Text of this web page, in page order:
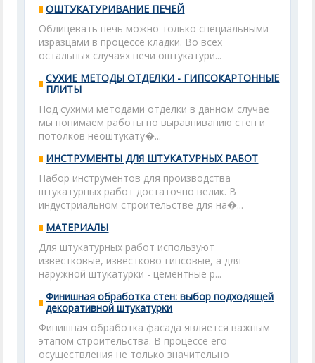
ОШТУКАТУРИВАНИЕ ПЕЧЕЙ
Облицевать печь можно только специальными
изразцами в процессе кладки. Во всех
остальных случаях печи оштукатури...
СУХИЕ МЕТОДЫ ОТДЕЛКИ - ГИПСОКАРТОННЫЕ
ПЛИТЫ
Под сухими методами отделки в данном случае
мы понимаем работы по выравниванию стен и
потолков неоштукату�...
ИНСТРУМЕНТЫ ДЛЯ ШТУКАТУРНЫХ РАБОТ
Набор инструментов для производства
штукатурных работ достаточно велик. В
индустриальном строительстве для на�...
МАТЕРИАЛЫ
Для штукатурных работ используют
известковые, известково-гипсовые, а для
наружной штукатурки - цементные р...
Финишная обработка стен: выбор подходящей
декоративной штукатурки
Финишная обработка фасада является важным
этапом строительства. В процессе его
осуществления не только значительно